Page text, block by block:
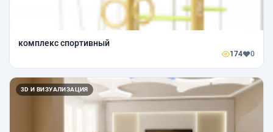
комплекс спортивный
174 0
3D И ВИЗУАЛИЗАЦИЯ